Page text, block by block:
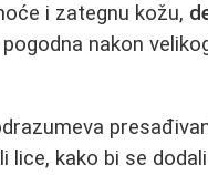
i zategnu kožu,
nakon
lice, kako bi se